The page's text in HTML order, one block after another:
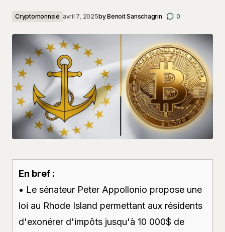
Cryptomonnaie avril 7, 2025byBenoit Sanschagrin 0
En bref :
• Le sénateur Peter Appollonio propose une
loi au Rhode Island permettant aux résidents
d'exonérer d'impôts jusqu'à 10 000$ de